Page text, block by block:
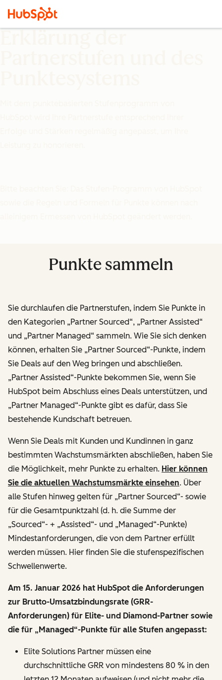
Punkte sammeln
Sie durchlaufen die Partnerstufen, indem Sie Punkte in
den Kategorien „Partner Sourced“, „Partner Assisted“
und „Partner Managed“ sammeln. Wie Sie sich denken
können, erhalten Sie „Partner Sourced“-Punkte, indem
Sie Deals auf den Weg bringen und abschließen.
„Partner Assisted“-Punkte bekommen Sie, wenn Sie
HubSpot beim Abschluss eines Deals unterstützen, und
„Partner Managed“-Punkte gibt es dafür, dass Sie
bestehende Kundschaft betreuen.
Wenn Sie Deals mit Kunden und Kundinnen in ganz
bestimmten Wachstumsmärkten abschließen, haben Sie
die Möglichkeit, mehr Punkte zu erhalten. Hier können
Sie die aktuellen Wachstumsmärkte einsehen. Über
alle Stufen hinweg gelten für „Partner Sourced“- sowie
für die Gesamtpunktzahl (d. h. die Summe der
„Sourced“- + „Assisted“- und „Managed“-Punkte)
Mindestanforderungen, die von dem Partner erfüllt
werden müssen. Hier finden Sie die stufenspezifischen
Schwellenwerte.
Am 15. Januar 2026 hat HubSpot die Anforderungen
zur Brutto-Umsatzbindungsrate (GRR-
Anforderungen) für Elite- und Diamond-Partner sowie
die für „Managed“-Punkte für alle Stufen angepasst:
Elite Solutions Partner müssen eine
durchschnittliche GRR von mindestens 80 % in den